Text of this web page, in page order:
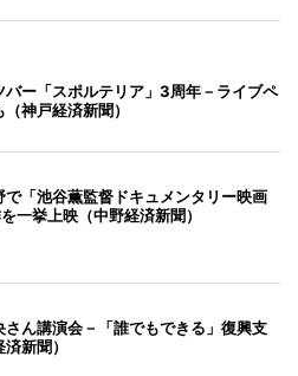
バー「スポルテリア」3周年－ライブペ
神戸経済新聞）
で「池谷薫監督ドキュメンタリー映画
一挙上映（中野経済新聞）
さん講演会－「誰でもできる」復興支
新聞）